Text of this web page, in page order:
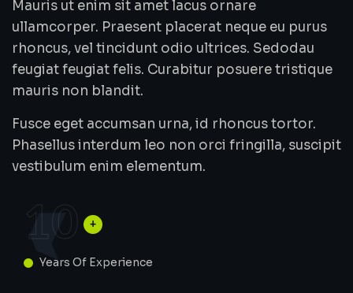
Mauris ut enim sit amet lacus ornare
ullamcorper. Praesent placerat neque eu purus
rhoncus, vel tincidunt odio ultrices. Sedodau
feugiat feugiat felis. Curabitur posuere tristique
mauris non blandit.
Fusce eget accumsan urna, id rhoncus tortor.
Phasellus interdum leo non orci fringilla, suscipit
vestibulum enim elementum.
10
Years Of Experience